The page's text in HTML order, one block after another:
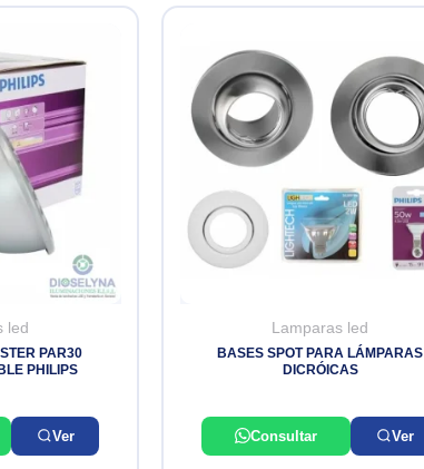
led
PAR30
PHILIPS
Ver
Lamparas led
BASES SPOT PARA LÁMPARAS
DICRÓICAS
Consultar Ver